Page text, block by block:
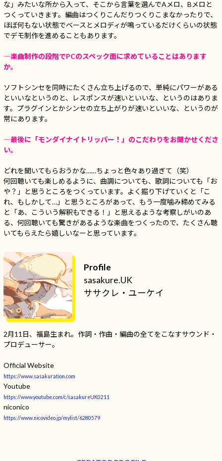
Profile
sasakure.UK
ササクレ・ユーケイ
2月11日、福島生まれ。作詞・作曲・編曲の全てをこなすサウンド・
プロデューサー。
Official Website
https://www.sasakuration.com
Youtube
https://www.youtube.com/c/sasakureUK0211
niconico
https://www.nicovideo.jp/mylist/6280579
な」みたいな所から入って、そこから言葉を選んでAメロ、Bメロと
つくっていきます。編曲はつくりこんだりつくりこまなかったりで、
ほぼ何もない状態でベースとメロディが鳴っているだけくらいの状態
でデモ制作を進めることもあります。
―楽曲制作の段階でPCのスペック面に求めていることはあります
か。
ソフトシンセを同時にたくさん立ち上げるので、単純にパワーがある
といいなというのと、レスポンスが速いといいな、というのはありま
す。プラグインとかシンセの立ち上がりが速いといいな、というのが
常にあります。
―最後に「モンダイナイトリッパー！」のこだわりをお聞かせくださ
い。
どれを聞いてもらおうかな……ちょっと色々あり過ぎて（笑）
何回聴いても楽しめるように、曲調についても、歌詞についても「お
や？」と思うところをつくっています。よく掘り下げていくと「こ
れ、もしかして…」と思うところがあって、もう一度噛み締めてみる
と「あ、こういう解釈もできる！」と思えるような考察しがいのあ
る、何回聴いても驚きがあるような楽曲をつくったので、たくさん聴
いてもらえたら嬉しいなーと思っています。